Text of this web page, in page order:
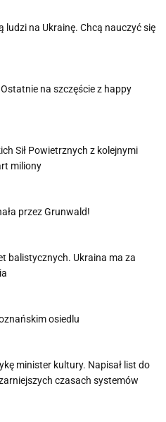
ludzi na Ukrainę. Chcą nauczyć się
na szczęście z happy
Sił Powietrznych z kolejnymi
miliony
przez Grunwald!
balistycznych. Ukraina ma za
osiedlu
minister kultury. Napisał list do
czasach systemów